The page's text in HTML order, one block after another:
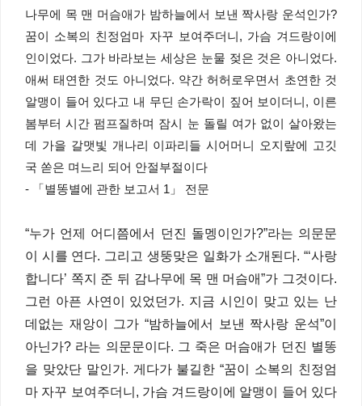
나무에 목 맨 머슴애가 밤하늘에서 보낸 짝사랑 운석인가?
꿈이 소복의 친정엄마 자꾸 보여주더니, 가슴 겨드랑이에
인이었다. 그가 바라보는 세상은 눈물 젖은 것은 아니었다.
애써 태연한 것도 아니었다. 약간 허허로우면서 초연한 것
알맹이 들어 있다고 내 무딘 손가락이 짚어 보이더니, 이른
봄부터 시간 펌프질하며 잠시 눈 돌릴 여가 없이 살아왔는
데 가을 갈맷빛 개나리 이파리들 시어머니 오지랖에 고깃
국 쏟은 며느리 되어 안절부절이다
- 「별똥별에 관한 보고서 1」 전문
“누가 언제 어디쯤에서 던진 돌멩이인가?”라는 의문문
이 시를 연다. 그리고 생뚱맞은 일화가 소개된다. “‘사랑
합니다’ 쪽지 준 뒤 감나무에 목 맨 머슴애”가 그것이다.
그런 아픈 사연이 있었던가. 지금 시인이 맞고 있는 난
데없는 재앙이 그가 “밤하늘에서 보낸 짝사랑 운석”이
아닌가? 라는 의문문이다. 그 죽은 머슴애가 던진 별똥
을 맞았단 말인가. 게다가 불길한 “꿈이 소복의 친정엄
마 자꾸 보여주더니, 가슴 겨드랑이에 알맹이 들어 있다